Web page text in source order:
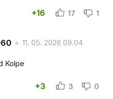
+16 17 1
11. 05. 2026 09.04
Kolpe
+3 3 0